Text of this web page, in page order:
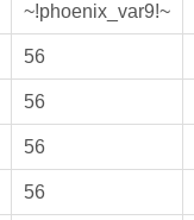
~!phoenix_var9!~
56
56
56
56